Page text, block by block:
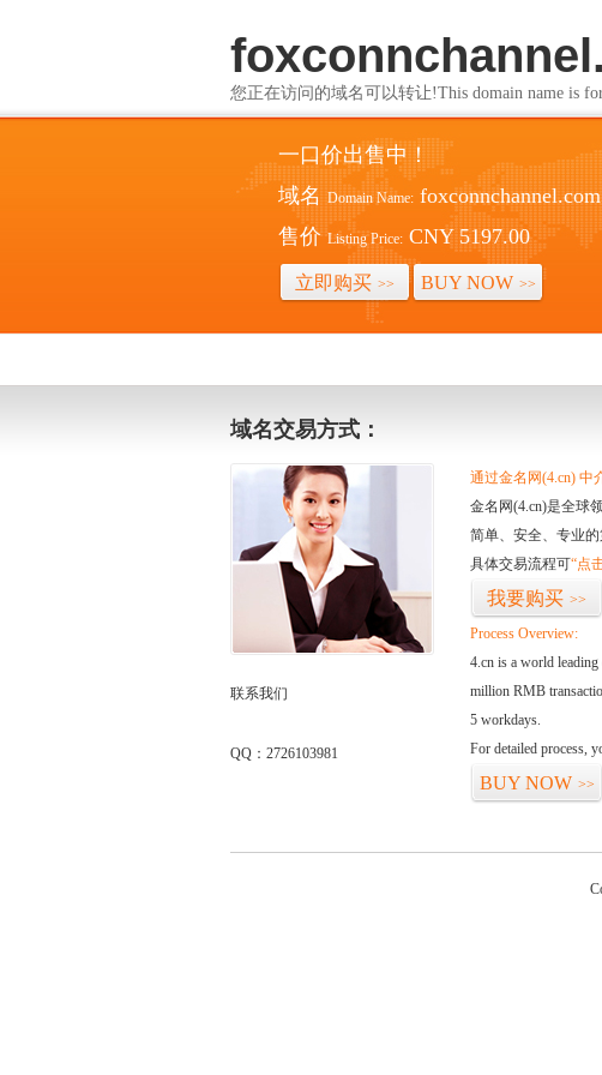
您正在访问的域名可以转让!This domain name is
一口价出售中！
域名 Domain Name:
售价 Listing Price: CNY 5197.00
立即购买 >> BUY NOW >>
域名交易方式：
联系我们
QQ：2726103981
通过金名网(4.cn) 中
金名网(4.cn)是全球
简单、安全、专业
具体交易流程可“点
我要购买 >>
Process Overview:
4.cn is a world
million RMB
5 workdays.
For detailed process,
BUY NOW >>